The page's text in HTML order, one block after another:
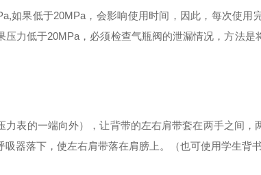
如果低于20MPa，会影响使用时间，因此，每次使用
压力低于20MPa，必须检查气瓶阀的泄漏情况，方法
力表的一端向外），让背带的左右肩带套在两手之间，
器落下，使左右肩带落在肩膀上。（也可使用学生背